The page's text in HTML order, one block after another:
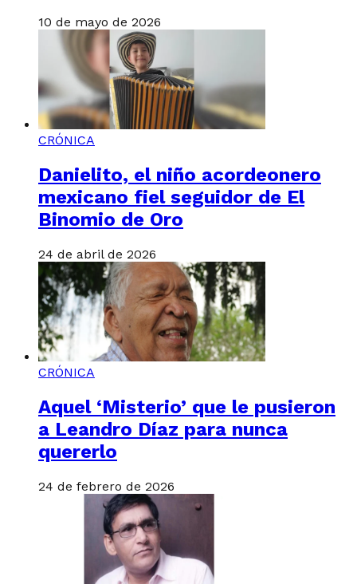
10 de mayo de 2026
CRÓNICA
Danielito, el niño acordeonero
mexicano fiel seguidor de El
Binomio de Oro
24 de abril de 2026
CRÓNICA
Aquel ‘Misterio’ que le pusieron
a Leandro Díaz para nunca
quererlo
24 de febrero de 2026